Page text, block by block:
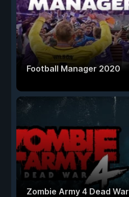
Football Manager 2020
Zombie Army 4 Dead War